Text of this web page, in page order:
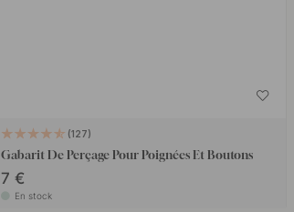
127
Gabarit De Perçage Pour Poignées Et Boutons
7 €
En stock